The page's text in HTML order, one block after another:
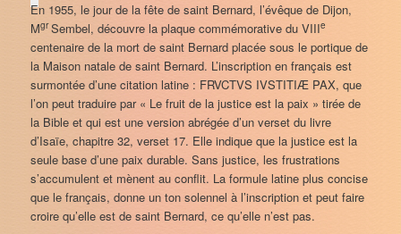
En 1955, le jour de la fête de saint Bernard, l’évêque de Dijon,
MgrSembel, découvre la plaque commémorative du VIIIe
centenaire de la mort de saint Bernard placée sous le portique de
la Maison natale de saint Bernard. L’inscription en français est
surmontée d’une citation latine : FRVCTVS IVSTITIÆ PAX, que
l’on peut traduire par « Le fruit de la justice est la paix » tirée de
la Bible et qui est une version abrégée d’un verset du livre
d’Isaïe, chapitre 32, verset 17. Elle indique que la justice est la
seule base d’une paix durable. Sans justice, les frustrations
s’accumulent et mènent au conflit. La formule latine plus concise
que le français, donne un ton solennel à l’inscription et peut faire
croire qu’elle est de saint Bernard, ce qu’elle n’est pas.